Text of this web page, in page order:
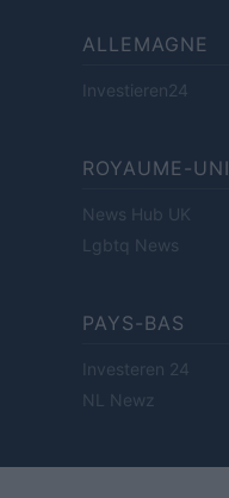
ALLEMAGNE
Investieren24
ROYAUME-UNI
News Hub UK
Lgbtq News
PAYS-BAS
Investeren 24
NL Newz